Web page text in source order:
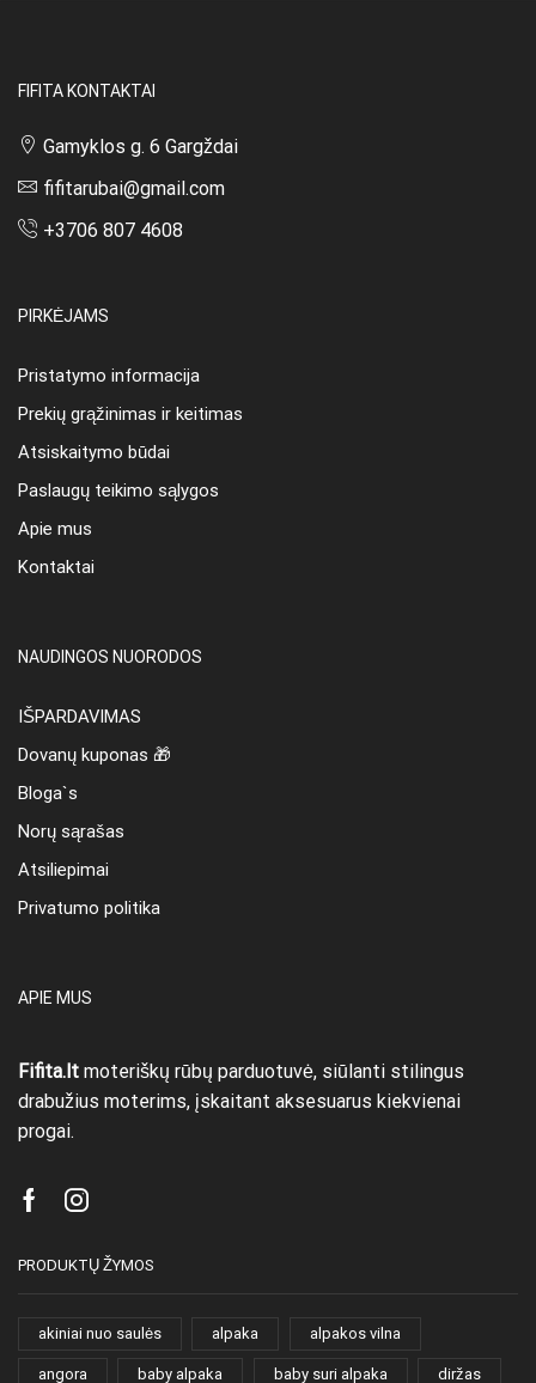
FIFITA KONTAKTAI
Gamyklos g. 6 Gargždai
fifitarubai@gmail.com
+3706 807 4608
PIRKĖJAMS
Pristatymo informacija
Prekių grąžinimas ir keitimas
Atsiskaitymo būdai
Paslaugų teikimo sąlygos
Apie mus
Kontaktai
NAUDINGOS NUORODOS
IŠPARDAVIMAS
Dovanų kuponas 🎁
Bloga`s
Norų sąrašas
Atsiliepimai
Privatumo politika
APIE MUS
Fifita.lt moteriškų rūbų parduotuvė, siūlanti stilingus
drabužius moterims, įskaitant aksesuarus kiekvienai
progai.
FacebookInstagram
PRODUKTŲ ŽYMOS
akiniai nuo saulės alpaka alpakos vilna
angora baby alpaka baby suri alpaka diržas